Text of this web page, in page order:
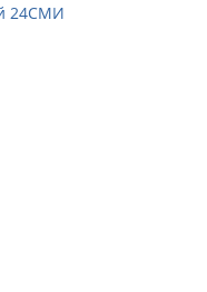
24СМИ